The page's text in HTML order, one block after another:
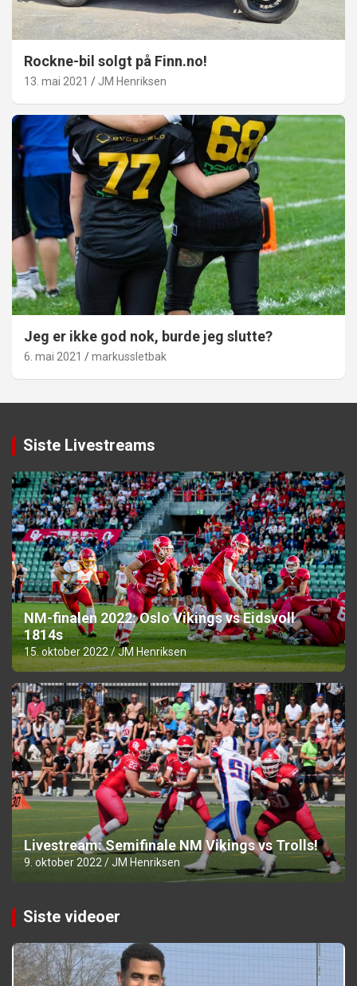
Rockne-bil solgt på Finn.no!
13. mai 2021 JM Henriksen
Jeg er ikke god nok, burde jeg slutte?
6. mai 2021 markussletbak
Siste Livestreams
NM-finalen 2022: Oslo Vikings vs Eidsvoll
1814s
15. oktober 2022 JM Henriksen
Livestream: Semifinale NM Vikings vs Trolls!
9. oktober 2022 JM Henriksen
Siste videoer